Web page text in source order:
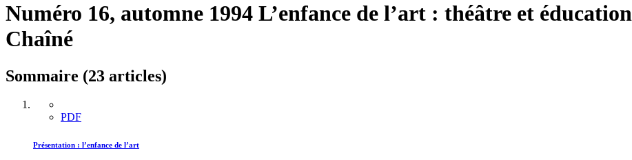
Numéro 16, automne 1994 L’enfance de l’art : théâtre et éducation
Chaîné
Sommaire (23 articles)
PDF
Présentation : l’enfance de l’art